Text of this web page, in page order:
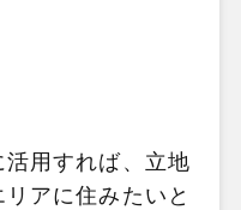
用すれば、立地
アに住みたいと